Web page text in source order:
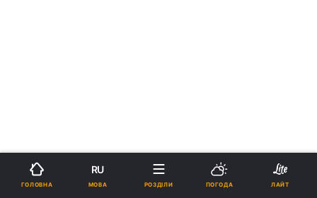
ГОЛОВНА
RU
МОВА РОЗДІЛИ ПОГОДА ЛАЙТ